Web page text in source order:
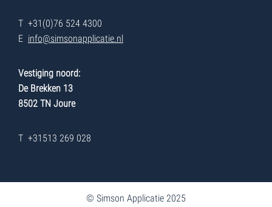
T +31(0)76 524 4300
E info@simsonapplicatie.nl
Vestiging noord:
De Brekken 13
8502 TN Joure
T +31513 269 028
© Simson Applicatie 2025